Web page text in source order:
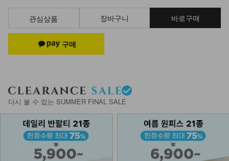
NK53-TH-43/엠피츠 V넥 니트 베스
트_DY
16,900
NK13-T-53/아엘 베스트
24,900 17,900 28%
DM51-P-07/젤린 비죠 슬랙스
26,900
관심상품 장바구니 바로구매
다시 볼 수 없는 SUMMER FINAL SALE